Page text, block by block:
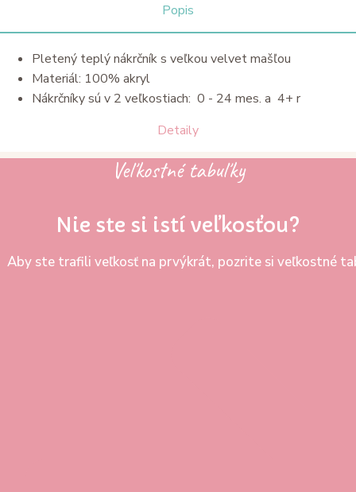
through
15,50 €
na
stránke
produktu.
Popis
Detaily
Pletený teplý nákrčník s veľkou velvet mašľou
Materiál: 100% akryl
Nákrčníky sú v 2 veľkostiach: 0 - 24 mes. a 4+ r
Veľkostné tabuľky
Nie ste si istí veľkosťou?
Aby ste trafili veľkosť na prvýkrát, pozrite si veľkostné